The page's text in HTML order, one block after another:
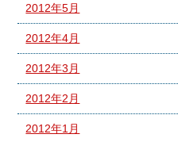
2012年5月
2012年4月
2012年3月
2012年2月
2012年1月